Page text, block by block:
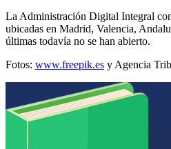
La Administración Digital Integral
ubicadas en Madrid, Valencia,
últimas todavía no se han abierto.
Fotos: www.freepik.es y Agencia